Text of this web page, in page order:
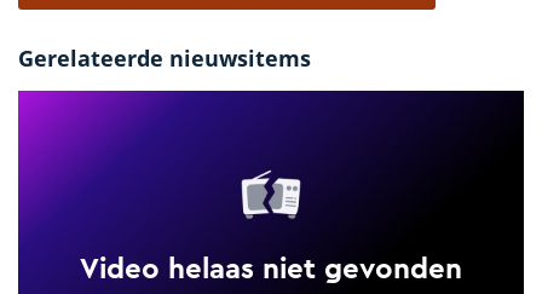
Gerelateerde nieuwsitems